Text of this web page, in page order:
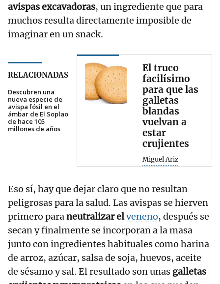
avispas excavadoras, un ingrediente que para
muchos resulta directamente imposible de
imaginar en un snack.
RELACIONADAS
Descubren una
nueva especie de
avispa fósil en el
ámbar de El Soplao
de hace 105
millones de años
El truco
facilísimo
para que las
galletas
blandas
vuelvan a
estar
crujientes
Miguel Ariz
Eso sí, hay que dejar claro que no resultan
peligrosas para la salud. Las avispas se hierven
primero paraneutralizar elveneno, después se
secan y finalmente se incorporan a la masa
junto con ingredientes habituales como harina
de arroz, azúcar, salsa de soja, huevos, aceite
de sésamo y sal. El resultado son unas galletas